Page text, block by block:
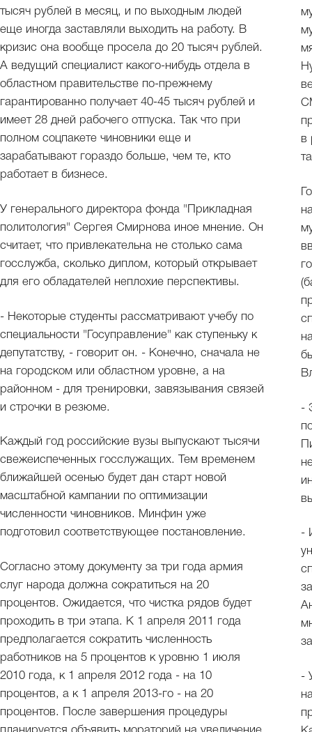
тысяч рублей в месяц, и по выходным людей
еще иногда заставляли выходить на работу. В
кризис она вообще просела до 20 тысяч рублей.
А ведущий специалист какого-нибудь отдела в
областном правительстве по-прежнему
гарантированно получает 40-45 тысяч рублей и
имеет 28 дней рабочего отпуска. Так что при
полном соцпакете чиновники еще и
зарабатывают гораздо больше, чем те, кто
работает в бизнесе.
У генерального директора фонда "Прикладная
политология" Сергея Смирнова иное мнение. Он
считает, что привлекательна не столько сама
госслужба, сколько диплом, который открывает
для его обладателей неплохие перспективы.
- Некоторые студенты рассматривают учебу по
специальности "Госуправление" как ступеньку к
депутатству, - говорит он. - Конечно, сначала не
на городском или областном уровне, а на
районном - для тренировки, завязывания связей
и строчки в резюме.
Каждый год российские вузы выпускают тысячи
свежеиспеченных госслужащих. Тем временем
ближайшей осенью будет дан старт новой
масштабной кампании по оптимизации
численности чиновников. Минфин уже
подготовил соответствующее постановление.
Согласно этому документу за три года армия
слуг народа должна сократиться на 20
процентов. Ожидается, что чистка рядов будет
проходить в три этапа. К 1 апреля 2011 года
предполагается сократить численность
работников на 5 процентов к уровню 1 июля
2010 года, к 1 апреля 2012 года - на 10
процентов, а к 1 апреля 2013-го - на 20
процентов. После завершения процедуры
в
-
-
-